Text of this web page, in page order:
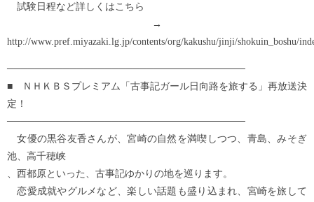
試験日程など詳しくはこちら
→
http://www.pref.miyazaki.lg.jp/contents/org/kakushu/jinji/shokuin_boshu/
──────────────────────────────────
■ ＮＨＫＢＳプレミアム「古事記ガール日向路を旅する」再放送決
定！
──────────────────────────────────
女優の黒谷友香さんが、宮崎の自然を満喫しつつ、青島、みそぎ
池、高千穂峡
、西都原といった、古事記ゆかりの地を巡ります。
恋愛成就やグルメなど、楽しい話題も盛り込まれ、宮崎を旅して